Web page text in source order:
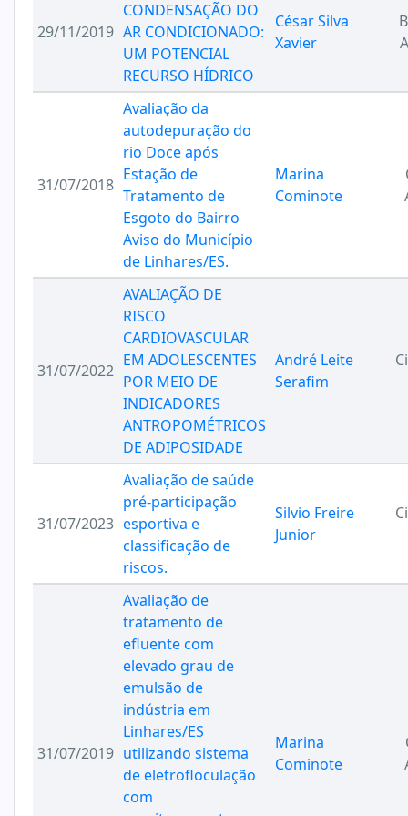
29/11/2019
CONDENSAÇÃO DO
AR CONDICIONADO:
UM POTENCIAL
RECURSO HÍDRICO
César Silva
Xavier
31/07/2018
Avaliação da
autodepuração do
rio Doce após
Estação de
Tratamento de
Esgoto do Bairro
Aviso do Município
de Linhares/ES.
Marina
Cominote
31/07/2022
AVALIAÇÃO DE
RISCO
CARDIOVASCULAR
EM ADOLESCENTES
POR MEIO DE
INDICADORES
ANTROPOMÉTRICOS
DE ADIPOSIDADE
André Leite
Serafim
31/07/2023
Avaliação de saúde
pré-participação
esportiva e
classificação de
riscos.
Silvio Freire
Junior
31/07/2019
Avaliação de
tratamento de
efluente com
elevado grau de
emulsão de
indústria em
Linhares/ES
utilizando sistema
de eletrofloculação
com
Marina
Cominote